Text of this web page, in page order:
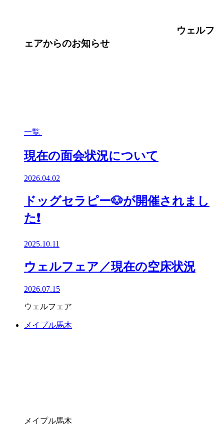
ウェルフ
ェアからのお知らせ
一覧
現在の面会状況について
2026.04.02
ドッグセラピー🐶が開催されまし
た❗
2025.10.11
ウェルフェア／現在の空床状況
2026.07.15
ウェルフェア
メイプル馬木
メイプル馬木